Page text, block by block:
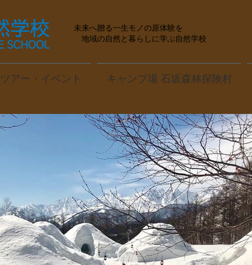
未来へ贈る一生モノの原体験を
地域の自然と暮らしに学ぶ自然学校
ツアー・イベント キャンプ場 石坂森林探険村